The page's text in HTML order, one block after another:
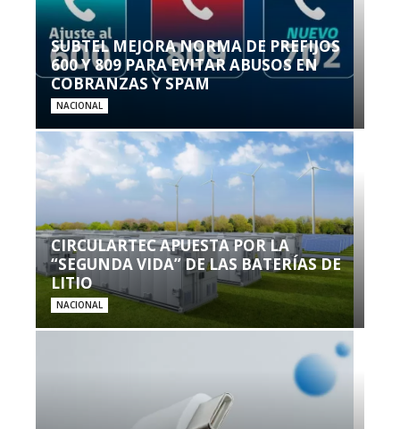
SUBTEL MEJORA NORMA DE PREFIJOS
600 Y 809 PARA EVITAR ABUSOS EN
COBRANZAS Y SPAM
NACIONAL
CIRCULARTEC APUESTA POR LA
“SEGUNDA VIDA” DE LAS BATERÍAS DE
LITIO
NACIONAL